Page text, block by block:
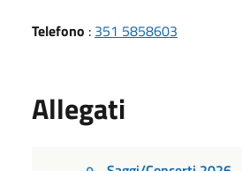
Telefono : 351 5858603
Allegati